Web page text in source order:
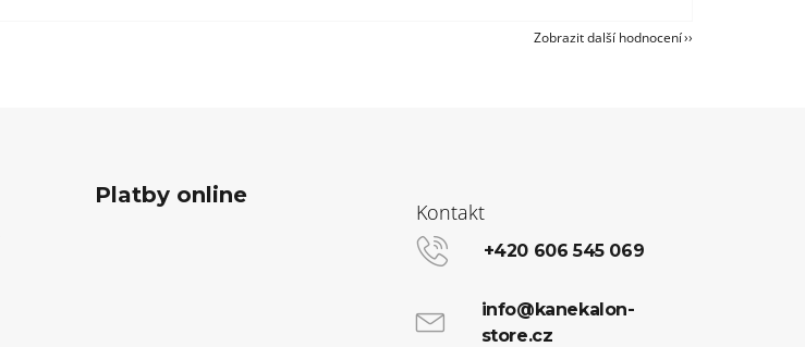
Zobrazit další hodnocení
Platby online
Kontakt
+420 606 545 069
info@kanekalon-
store.cz